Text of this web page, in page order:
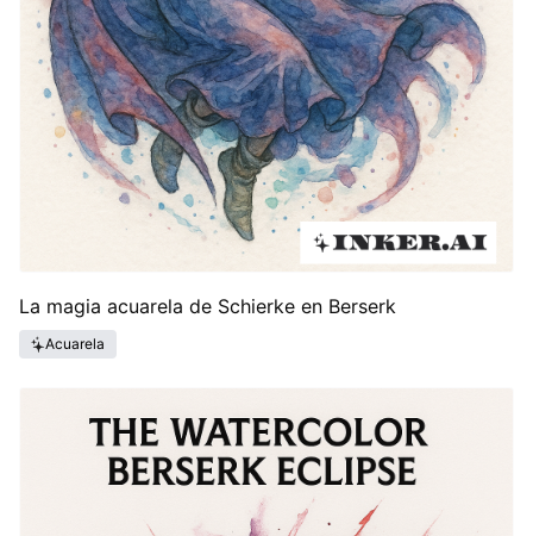
La magia acuarela de Schierke en Berserk
Acuarela